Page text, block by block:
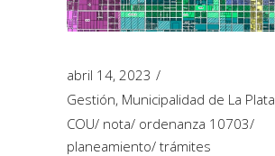
abril 14, 2023
Gestión, Municipalidad de La Plata
COU/ nota/ ordenanza 10703/
planeamiento/ trámites